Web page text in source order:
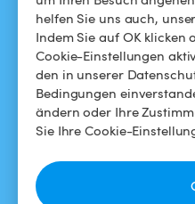
helfen Sie uns auch,
Indem Sie auf OK klicken
Cookie-Einstellungen
den in unserer
Bedingungen
ändern oder Ihre
Sie Ihre Cookie-
Swimmy in den Medien
Das Swimmy-Abenteuer